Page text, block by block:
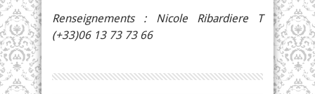
Renseignements : Nicole Ribardiere T
(+33)06 13 73 73 66